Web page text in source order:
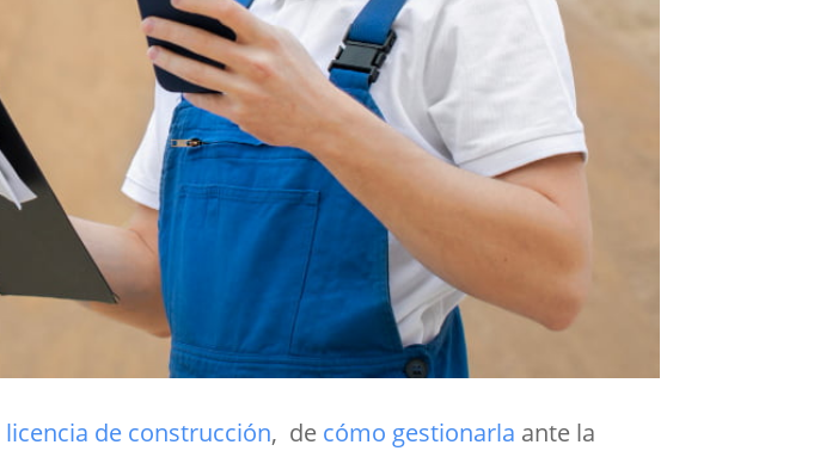
licencia de construcción, de cómo gestionarla ante la